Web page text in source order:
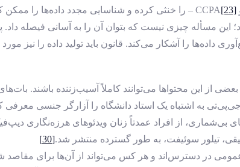
[23] – را خنثی کرده و شناسایی مجدد داده‌ها را ممکن
مسأله چیزی نیست که بتوان آن را به‌ آسانی فیصله
را آشکار می‌کند. قانون باید تولید داده را نیز مورد
از این محتواها می‌توانند کاملاً آسیب‌زننده باشند.
به ‌اشتباه یک استاد دانشگاه را آزارگر جنسی معرفی
بی‌شماری، از افراد عمدتاً زنان ویدئوهای هرزه‌نگاری
تیلور سوئیفت، به ‌طور گسترده منتشر شد.[30]
در دسترس‌اند و هر کس می‌تواند از آن‌ها برای مقاصد